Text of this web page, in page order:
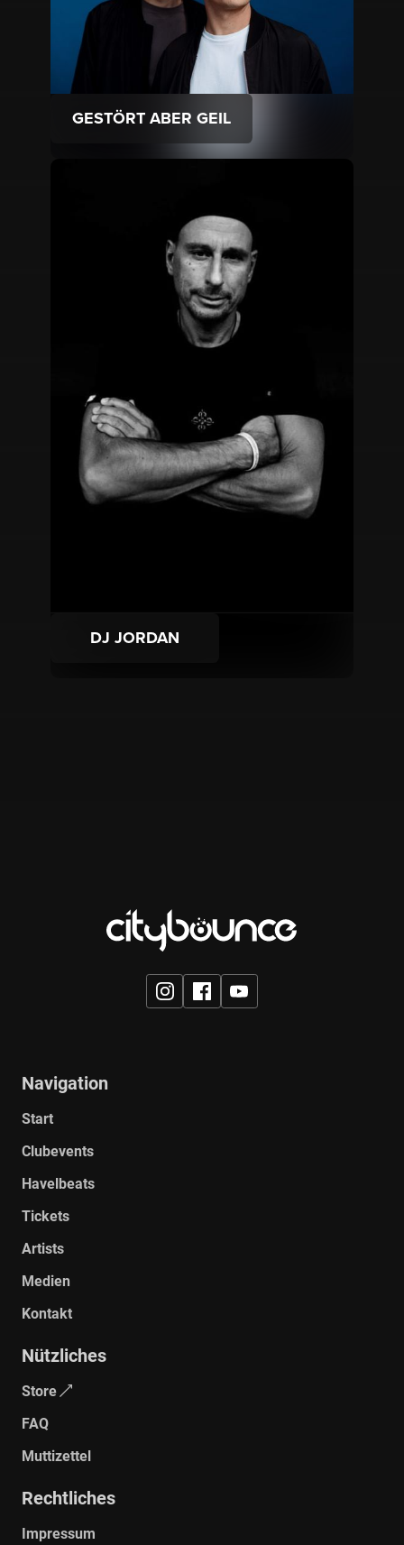
GESTÖRT ABER GEIL
DJ JORDAN
Navigation
Start
Clubevents
Havelbeats
Tickets
Artists
Medien
Kontakt
Nützliches
Store
FAQ
Muttizettel
Rechtliches
Impressum